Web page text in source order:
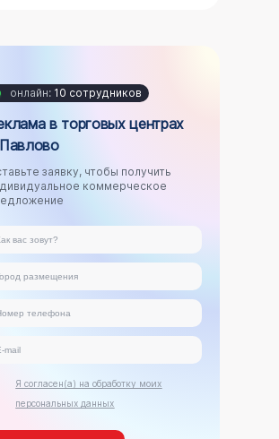
онлайн: 10 сотрудников
в торговых центрах
заявку, чтобы получить
коммерческое
Я согласен(а) на обработку моих
персональных данных